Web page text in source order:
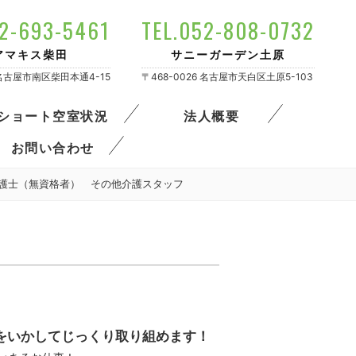
693-5461
マキス柴田
屋市南区柴田本通4-15
TEL.052-808-0732
サニーガーデン土原
〒468-0026 名古屋市天白区土原5-103
ョート空室状況
法人概要
お問い合わせ
（無資格者） その他介護スタッフ
かしてじっくり取り組めます！